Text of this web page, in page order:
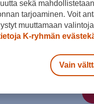
sekä
tarjoaminen. Voit
muuttamaan
K-ryhmän
Vain